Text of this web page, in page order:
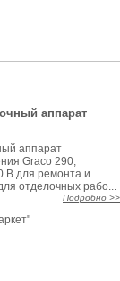
аппарат
аппарат
Graco 290,
В для ремонта и
отделочных рабо...
Подробно >>